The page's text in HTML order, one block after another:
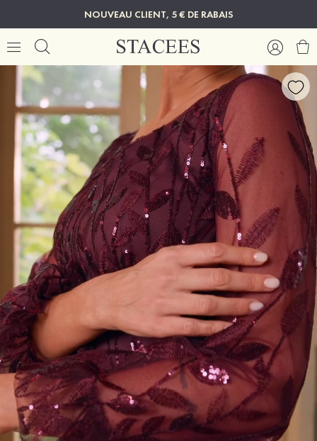
NOUVEAU CLIENT, 5 € DE RABAIS